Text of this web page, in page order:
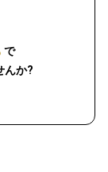
で
んか?